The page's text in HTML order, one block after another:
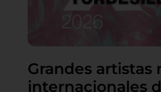
Grandes artistas
internacionales